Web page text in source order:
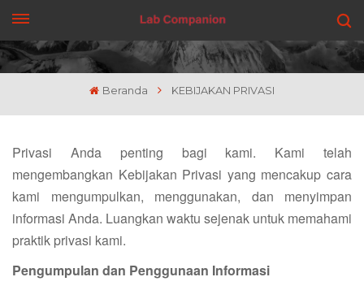
DAPATKAN PENAWARAN
Beranda KEBIJAKAN PRIVASI
Privasi Anda penting bagi kami. Kami telah
mengembangkan Kebijakan Privasi yang mencakup cara
kami mengumpulkan, menggunakan, dan menyimpan
informasi Anda. Luangkan waktu sejenak untuk memahami
praktik privasi kami.
Pengumpulan dan Penggunaan Informasi